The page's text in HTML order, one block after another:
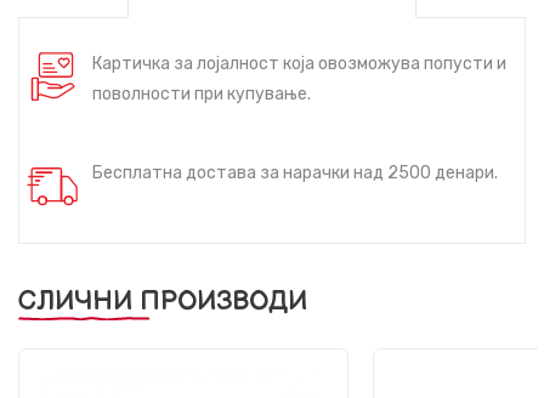
Картичка за лојалност која овозможува попусти и
поволности при купување.
Бесплатна достава за нарачки над 2500 денари.
СЛИЧНИ ПРОИЗВОДИ